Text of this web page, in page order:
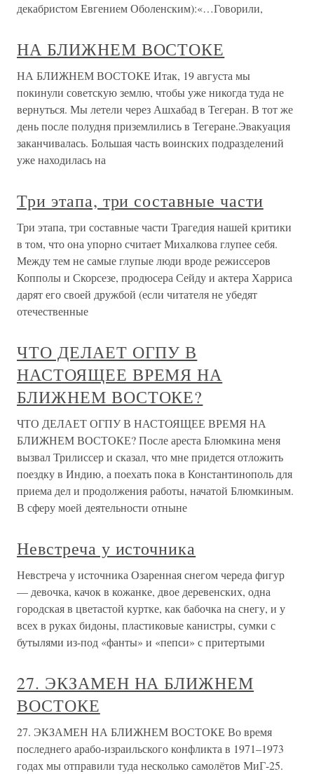
декабристом Евгением Оболенским):«…Говорили,
НА БЛИЖНЕМ ВОСТОКЕ
НА БЛИЖНЕМ ВОСТОКЕ Итак, 19 августа мы
покинули советскую землю, чтобы уже никогда туда не
вернуться. Мы летели через Ашхабад в Тегеран. В тот же
день после полудня приземлились в Тегеране.Эвакуация
заканчивалась. Большая часть воинских подразделений
уже находилась на
Три этапа, три составные части
Три этапа, три составные части Трагедия нашей критики
в том, что она упорно считает Михалкова глупее себя.
Между тем не самые глупые люди вроде режиссеров
Копполы и Скорсезе, продюсера Сейду и актера Харриса
дарят его своей дружбой (если читателя не убедят
отечественные
ЧТО ДЕЛАЕТ ОГПУ В
НАСТОЯЩЕЕ ВРЕМЯ НА
БЛИЖНЕМ ВОСТОКЕ?
ЧТО ДЕЛАЕТ ОГПУ В НАСТОЯЩЕЕ ВРЕМЯ НА
БЛИЖНЕМ ВОСТОКЕ? После ареста Блюмкина меня
вызвал Трилиссер и сказал, что мне придется отложить
поездку в Индию, а поехать пока в Константинополь для
приема дел и продолжения работы, начатой Блюмкиным.
В сферу моей деятельности отныне
Невстреча у источника
Невстреча у источника Озаренная снегом череда фигур
— девочка, качок в кожанке, двое деревенских, одна
городская в цветастой куртке, как бабочка на снегу, и у
всех в руках бидоны, пластиковые канистры, сумки с
бутылями из-под «фанты» и «пепси» с притертыми
27. ЭКЗАМЕН НА БЛИЖНЕМ
ВОСТОКЕ
27. ЭКЗАМЕН НА БЛИЖНЕМ ВОСТОКЕ Во время
последнего арабо-израильского конфликта в 1971–1973
годах мы отправили туда несколько самолётов МиГ-25.